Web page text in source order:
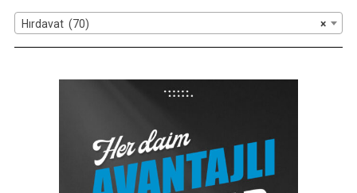
×
Hırdavat (70)